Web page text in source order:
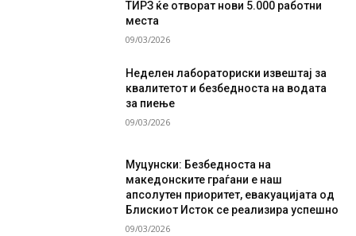
ТИРЗ ќе отворат нови 5.000 работни
места
09/03/2026
Неделен лабораториски извештај за
квалитетот и безбедноста на водата
за пиење
09/03/2026
Муцунски: Безбедноста на
македонските граѓани е наш
апсолутен приоритет, евакуацијата од
Блискиот Исток се реализира успешно
09/03/2026